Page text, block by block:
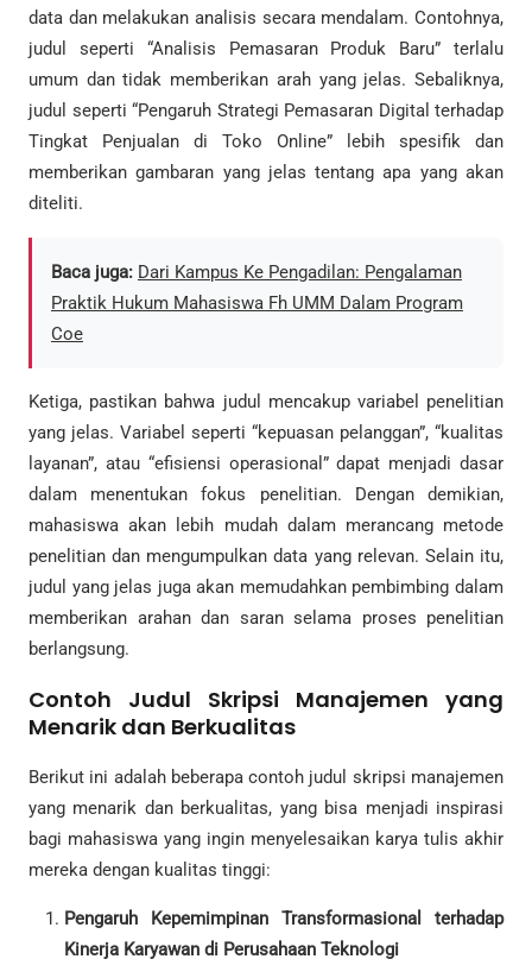
data dan melakukan analisis secara mendalam. Contohnya,
judul seperti “Analisis Pemasaran Produk Baru” terlalu
umum dan tidak memberikan arah yang jelas. Sebaliknya,
judul seperti “Pengaruh Strategi Pemasaran Digital terhadap
Tingkat Penjualan di Toko Online” lebih spesifik dan
memberikan gambaran yang jelas tentang apa yang akan
diteliti.
Baca juga: Dari Kampus Ke Pengadilan: Pengalaman
Praktik Hukum Mahasiswa Fh UMM Dalam Program
Coe
Ketiga, pastikan bahwa judul mencakup variabel penelitian
yang jelas. Variabel seperti “kepuasan pelanggan”, “kualitas
layanan”, atau “efisiensi operasional” dapat menjadi dasar
dalam menentukan fokus penelitian. Dengan demikian,
mahasiswa akan lebih mudah dalam merancang metode
penelitian dan mengumpulkan data yang relevan. Selain itu,
judul yang jelas juga akan memudahkan pembimbing dalam
memberikan arahan dan saran selama proses penelitian
berlangsung.
Contoh Judul Skripsi Manajemen yang
Menarik dan Berkualitas
Berikut ini adalah beberapa contoh judul skripsi manajemen
yang menarik dan berkualitas, yang bisa menjadi inspirasi
bagi mahasiswa yang ingin menyelesaikan karya tulis akhir
mereka dengan kualitas tinggi:
Pengaruh Kepemimpinan Transformasional terhadap
Kinerja Karyawan di Perusahaan Teknologi